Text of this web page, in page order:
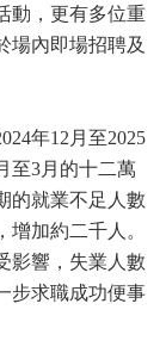
動，更有多位重
場內即場招聘及
年12月至2025
至3月的十二萬
的就業不足人數
加約二千人。
影響，失業人數
步求職成功便事